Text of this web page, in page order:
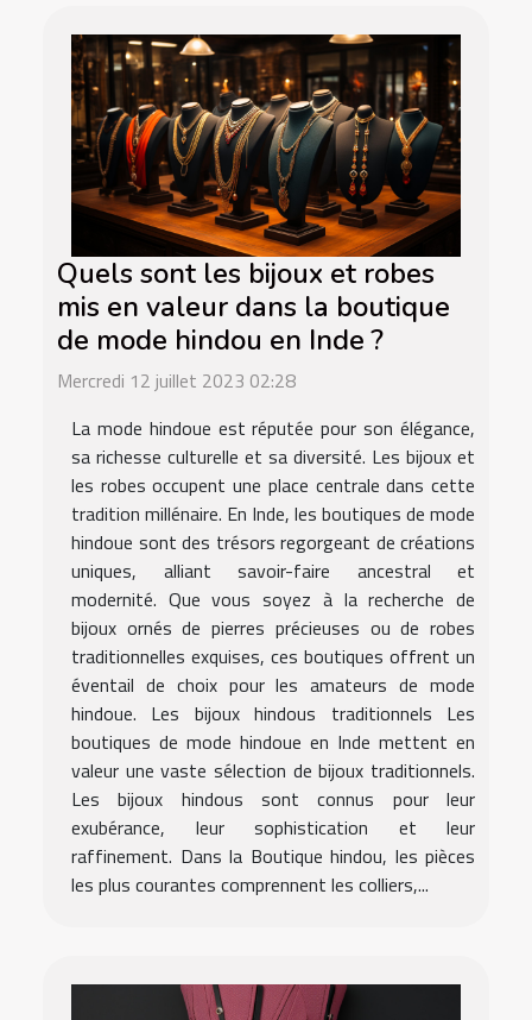
Quels sont les bijoux et robes
mis en valeur dans la boutique
de mode hindou en Inde ?
Mercredi 12 juillet 2023 02:28
La mode hindoue est réputée pour son élégance,
sa richesse culturelle et sa diversité. Les bijoux et
les robes occupent une place centrale dans cette
tradition millénaire. En Inde, les boutiques de mode
hindoue sont des trésors regorgeant de créations
uniques, alliant savoir-faire ancestral et
modernité. Que vous soyez à la recherche de
bijoux ornés de pierres précieuses ou de robes
traditionnelles exquises, ces boutiques offrent un
éventail de choix pour les amateurs de mode
hindoue. Les bijoux hindous traditionnels Les
boutiques de mode hindoue en Inde mettent en
valeur une vaste sélection de bijoux traditionnels.
Les bijoux hindous sont connus pour leur
exubérance, leur sophistication et leur
raffinement. Dans la Boutique hindou, les pièces
les plus courantes comprennent les colliers,...